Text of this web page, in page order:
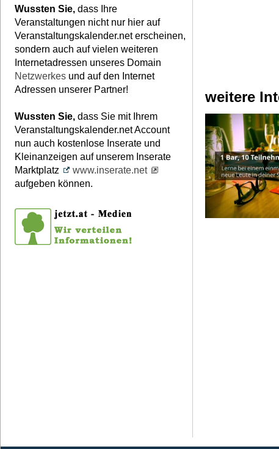
weitere
Wussten Sie, dass Ihre
Veranstaltungen nicht nur hier auf
Veranstaltungskalender.net erscheinen,
sondern auch auf vielen weiteren
Internetadressen unseres Domain
Netzwerkes und auf den Internet
Adressen unserer Partner!
Wussten Sie, dass Sie mit Ihrem
Veranstaltungskalender.net Account
nun auch kostenlose Inserate und
Kleinanzeigen auf unserem Inserate
Marktplatz
www.inserate.net
aufgeben können.